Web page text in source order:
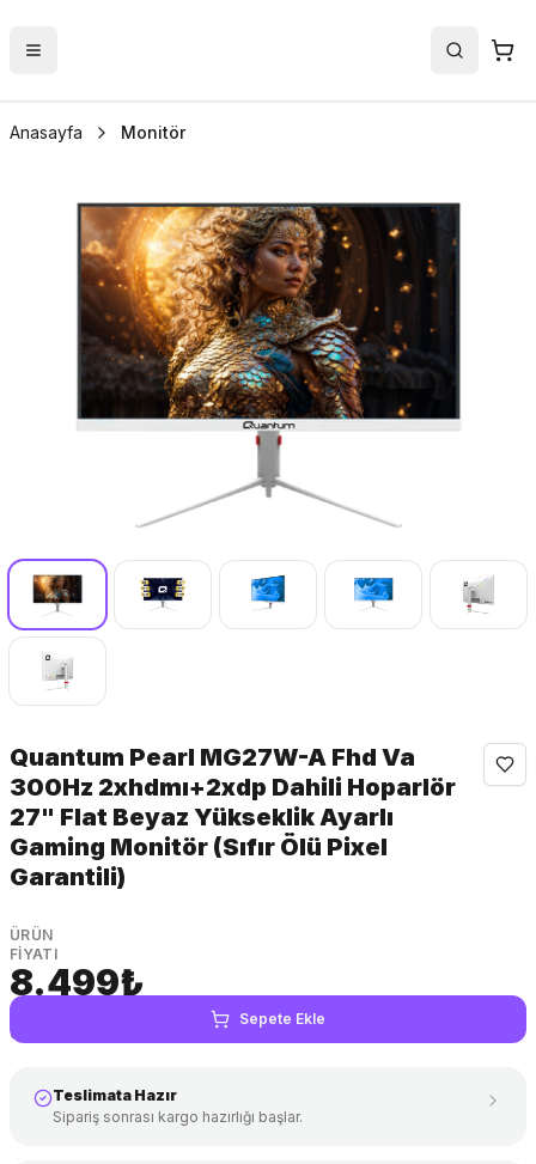
Anasayfa Monitör
Quantum Pearl MG27W-A Fhd Va
300Hz 2xhdmı+2xdp Dahili Hoparlör
27" Flat Beyaz Yükseklik Ayarlı
Gaming Monitör (Sıfır Ölü Pixel
Garantili)
ÜRÜN
FIYATI
8.499₺
dahil
Sepete Ekle
Teslimata Hazır
Sipariş sonrası kargo hazırlığı başlar.